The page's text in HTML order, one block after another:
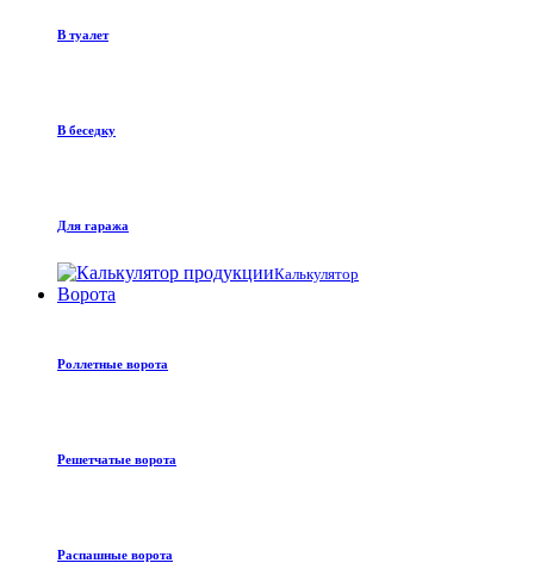
В туалет
В беседку
Для гаража
Калькулятор
Ворота
Роллетные ворота
Решетчатые ворота
Распашные ворота